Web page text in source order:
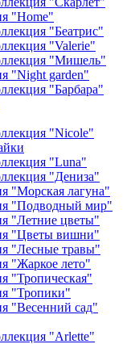
"Home"
"Беатрис"
"Valerie"
"Мишель"
"Night garden"
"Барбара"
"Nicole"
"Luna"
"Дениза"
"Морская лагуна"
"Подводный мир"
"Летние цветы"
"Цветы вишни"
"Лесные травы"
"Жаркое лето"
"Тропическая"
"Тропики"
"Весенний сад"
"Arlette"